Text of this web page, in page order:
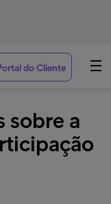
do Cliente
sobre a